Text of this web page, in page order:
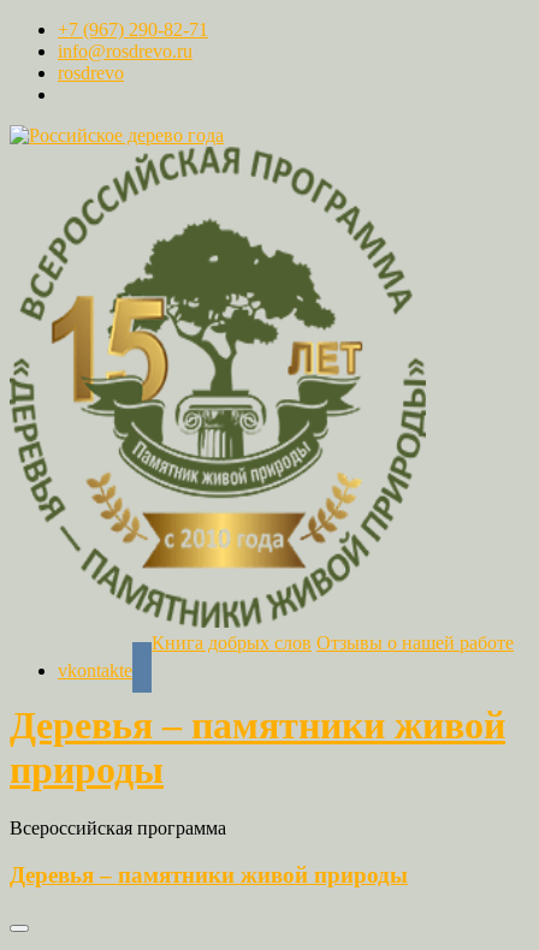
+7 (967) 290-82-71
info@rosdrevo.ru
rosdrevo
vkontakte
Книга добрых слов Отзывы о нашей работе
Деревья – памятники живой
природы
Всероссийская программа
Деревья – памятники живой природы